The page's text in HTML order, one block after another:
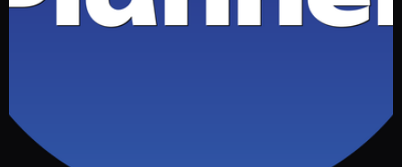
Частые вопросы о Рувен Пабст
Полный список — на Movie Planner: https://movie-
Кто такой(ая) Рувен Пабст?
Рувен Пабст — Актер. Биография и роли на